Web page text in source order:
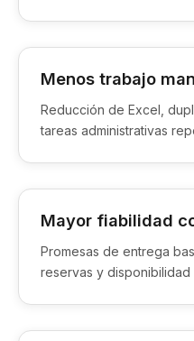
Menos trabajo
Reducción de Excel,
tareas administrativas
Mayor fiabilidad
Promesas de entrega
reservas y disponibilidad